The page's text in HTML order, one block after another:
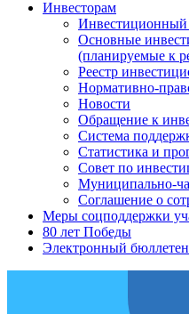
Инвесторам
Инвестиционный
Основные
(планируемые к
Реестр
Нормативно-
Новости
Обращение к
Система
Статистика и
Совет по
Муниципально-
Соглашение о
Меры соцподдержки
80 лет Победы
Электронный